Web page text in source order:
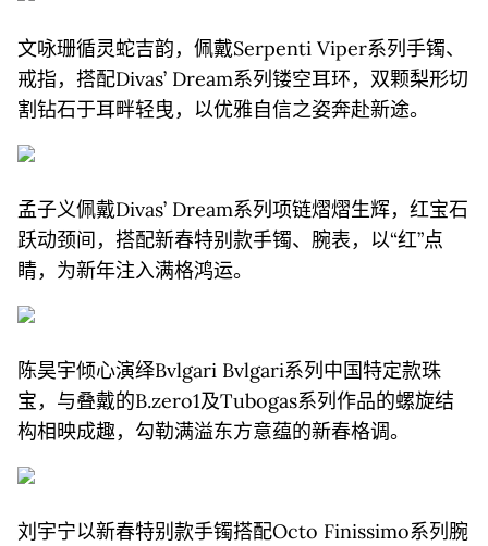
文咏珊循灵蛇吉韵，佩戴Serpenti Viper系列手镯、
戒指，搭配Divas’ Dream系列镂空耳环，双颗梨形切
割钻石于耳畔轻曳，以优雅自信之姿奔赴新途。
孟子义佩戴Divas’ Dream系列项链熠熠生辉，红宝石
跃动颈间，搭配新春特别款手镯、腕表，以“红”点
睛，为新年注入满格鸿运。
陈昊宇倾心演绎Bvlgari Bvlgari系列中国特定款珠
宝，与叠戴的B.zero1及Tubogas系列作品的螺旋结
构相映成趣，勾勒满溢东方意蕴的新春格调。
刘宇宁以新春特别款手镯搭配Octo Finissimo系列腕